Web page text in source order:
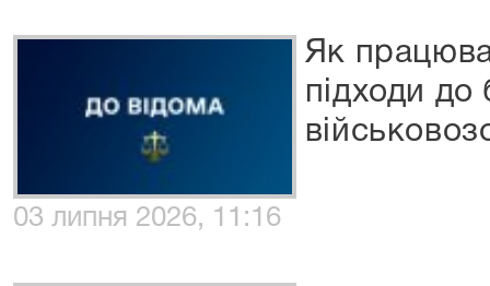
Як
підходи
03 липня 2026, 11:16